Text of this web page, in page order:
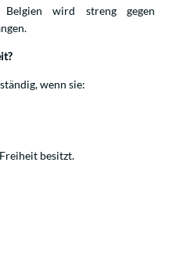
wird streng gegen
wenn sie:
besitzt.